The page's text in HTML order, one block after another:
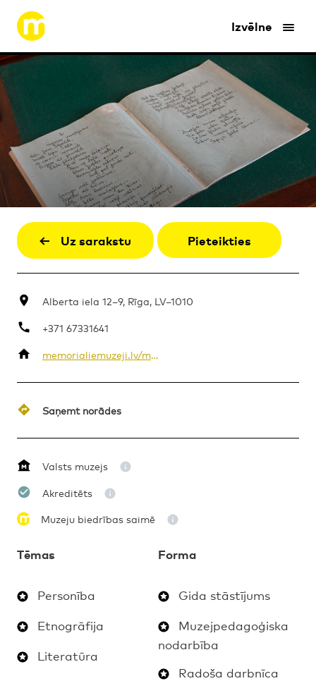
Izvēlne
Uz sarakstu Pieteikties
Alberta iela 12–9, Rīga, LV–1010
+371 67331641
memorialiemuzeji.lv/muzeji/jana-rozentala-un-rudolfa-blaumana-muzejs/
Saņemt norādes
Valsts muzejs
Akreditēts
Muzeju biedrības saimē
Tēmas
Personība
Etnogrāfija
Literatūra
Forma
Gida stāstījums
Muzejpedagoģiska
nodarbība
Radoša darbnīca